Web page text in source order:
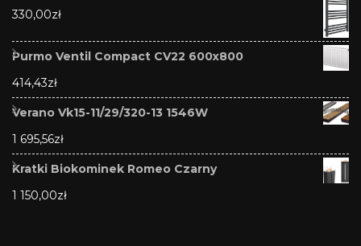
330,00zł
Purmo Ventil Compact CV22 600x800
414,43zł
Verano Vk15-11/29/320-13 1546W
1 695,56zł
Kratki Biokominek Romeo Czarny
1 150,00zł